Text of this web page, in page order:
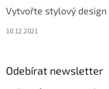
Vytvořte stylový design
10.12.2021
Odebírat newsletter